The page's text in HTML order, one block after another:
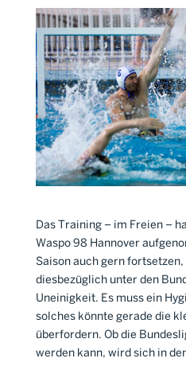
Das Training – im Freien –
Waspo 98 Hannover
Saison auch gern
diesbezüglich unter den
Uneinigkeit. Es muss ein
solches könnte gerade die
überfordern. Ob die
werden kann, wird sich in